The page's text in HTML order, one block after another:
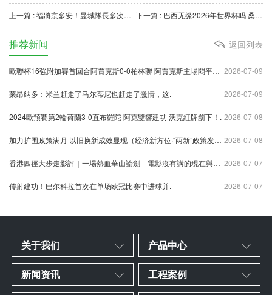
上一篇 : 福將京多安！曼城隊長多次極限救主！瓜帥直言留下他！. 下一篇 : 巴西无缘2026年世界杯吗 桑巴军团亟需自我拯救.
返回列表
推荐新闻
2026-07-09
歐聯杯16強附加賽首回合阿賈克斯0-0柏林聯 阿賈克斯主場悶平錯失先機！.
2026-07-09
莱昂纳多：米兰赶走了马尔蒂尼也赶走了激情，这.
2026-07-08
2024歐預賽第2輪荷蘭3-0直布羅陀 阿克雙響建功 沃克紅牌罰下！.
2026-07-08
加力扩围政策满月 以旧换新成效显现（经济新方位·“两新”政策发力显效）.
2026-07-07
香港四徑大步走影評｜一場熱血華山論劍 電影沒有講的現在與未來.
2026-07-07
传射建功！巴尔科拉首次在单场欧冠比赛中进球并.
关于我们 产品中心
新闻资讯 工程案例